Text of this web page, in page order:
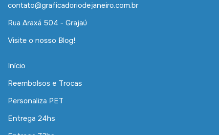
contato@graficadoriodejaneiro.com.br
Rua Araxá 504 - Grajaú
Visite o nosso Blog!
Início
Reembolsos e Trocas
Personaliza PET
Entrega 24hs